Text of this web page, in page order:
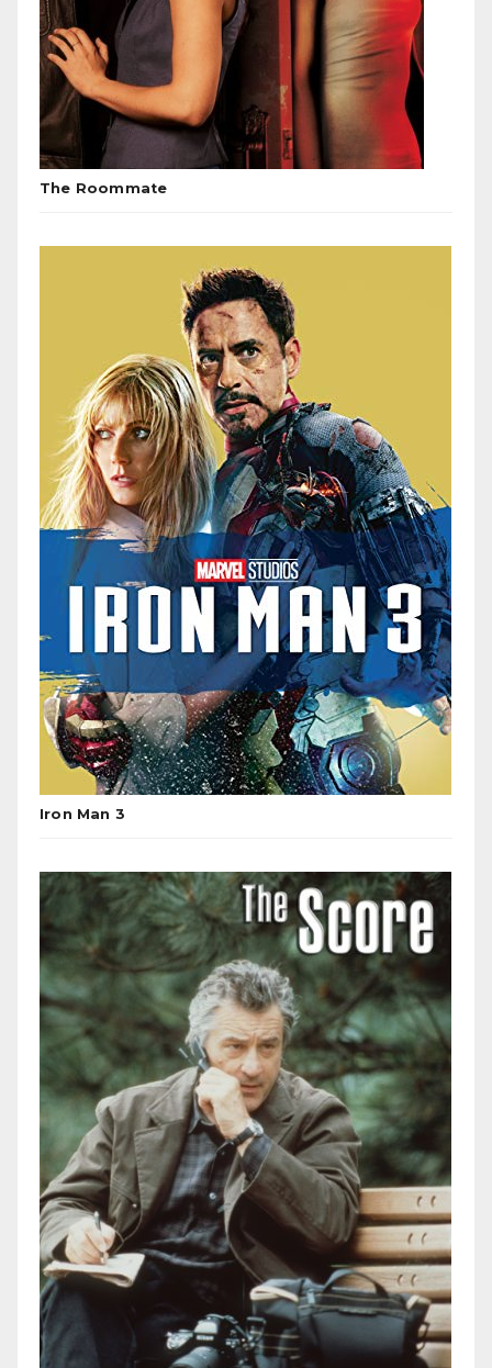
The Roommate
Iron Man 3